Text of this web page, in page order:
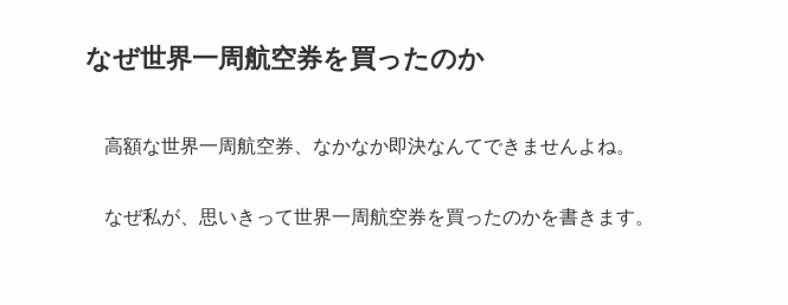
なぜ世界一周航空券を買ったのか
高額な世界一周航空券、なかなか即決なんてできませんよね。
なぜ私が、思いきって世界一周航空券を買ったのかを書きます。